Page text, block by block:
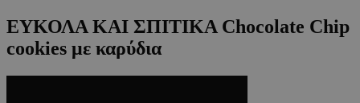
ΕΥΚΟΛΑ ΚΑΙ ΣΠΙΤΙΚΑ Chocolate Chip
cookies με καρύδια